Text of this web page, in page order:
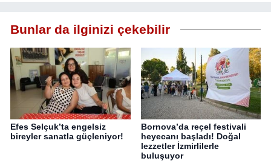
Bunlar da ilginizi çekebilir
Efes Selçuk’ta engelsiz
bireyler sanatla güçleniyor!
Bornova’da reçel festivali
heyecanı başladı! Doğal
lezzetler İzmirlilerle
buluşuyor